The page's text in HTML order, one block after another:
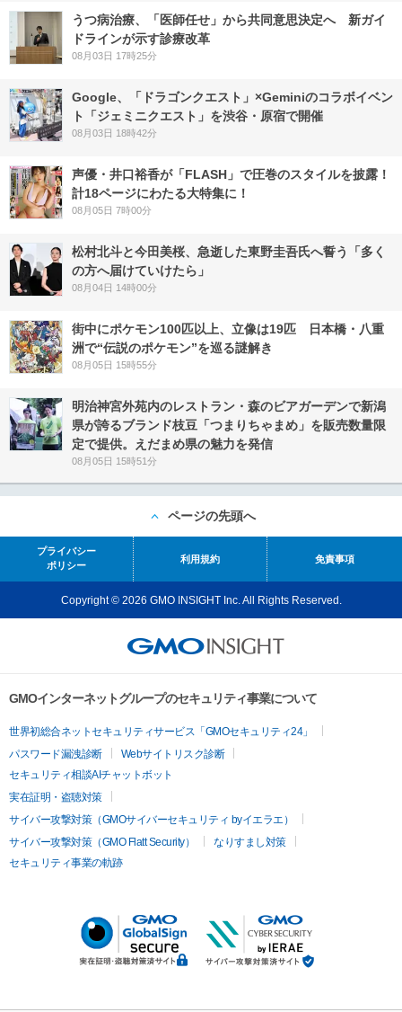
うつ病治療、「医師任せ」から共同意思決定へ 新ガイ
ドラインが示す診療改革
08月03日 17時25分
Google、「ドラゴンクエスト」×Geminiのコラボイベン
ト「ジェミニクエスト」を渋谷・原宿で開催
08月03日 18時42分
声優・井口裕香が「FLASH」で圧巻のスタイルを披露！
計18ページにわたる大特集に！
08月05日 7時00分
松村北斗と今田美桜、急逝した東野圭吾氏へ誓う「多く
の方へ届けていけたら」
08月04日 14時00分
街中にポケモン100匹以上、立像は19匹 日本橋・八重
洲で“伝説のポケモン”を巡る謎解き
08月05日 15時55分
明治神宮外苑内のレストラン・森のビアガーデンで新潟
県が誇るブランド枝豆「つまりちゃまめ」を販売数量限
定で提供。えだまめ県の魅力を発信
08月05日 15時51分
ページの先頭へ
プライバシー
ポリシー
利用規約 免責事項
Copyright © 2026 GMO INSIGHT Inc. All Rights Reserved.
GMOインターネットグループのセキュリティ事業について
世界初総合ネットセキュリティサービス「GMOセキュリティ24」
パスワード漏洩診断
Webサイトリスク診断
セキュリティ相談AIチャットボット
実在証明・盗聴対策
サイバー攻撃対策（GMOサイバーセキュリティ byイエラエ）
サイバー攻撃対策（GMO Flatt Security）
なりすまし対策
セキュリティ事業の軌跡